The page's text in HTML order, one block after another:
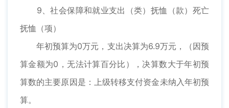
9、社会保障和就业支出（类）抚恤（款）死亡
抚恤（项）
年初预算为0万元，支出决算为6.9万元，（因预
算金额为0，无法计算百分比），决算数大于年初预
算数的主要原因是：上级转移支付资金未纳入年初预
算。